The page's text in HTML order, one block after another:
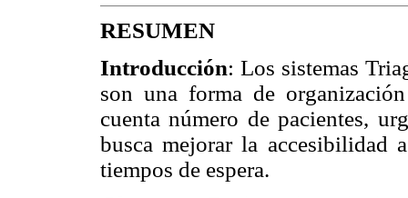
RESUMEN
Introducción: Los sistemas
son una forma de
cuenta número de pacientes,
busca mejorar la accesibilidad
tiempos de espera.